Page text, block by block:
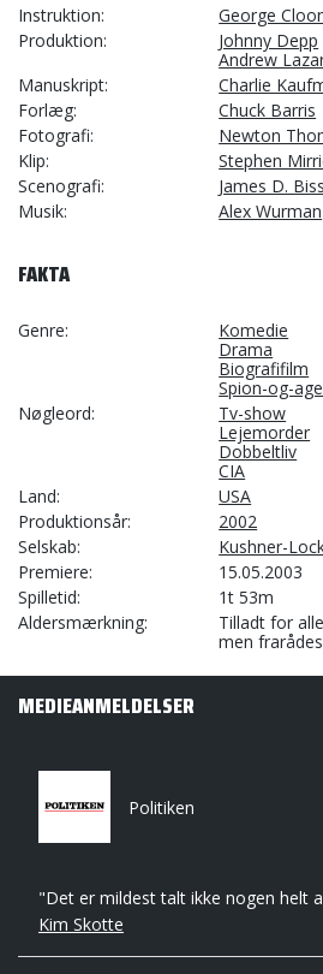
Instruktion
George
Produktion
Johnny Depp
Andrew
Manuskript
Charlie
Forlæg
Chuck Barris
Fotografi
Newton
Klip
Stephen
Scenografi
James D.
Musik
Alex Wurman
FAKTA
Genre
Komedie
Drama
Biografifilm
Spion-og-
Nøgleord
Tv-show
Lejemorder
Dobbeltliv
CIA
Land
USA
Produktionsår
2002
Selskab
Kushner-
Premiere
15.05.2003
Spilletid
1t 53m
Aldersmærkning
Tilladt for
men
MEDIEANMELDELSER
Politiken
"Det er mildest talt ikke nogen helt
Kim Skotte